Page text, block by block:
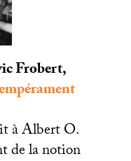
Frobert,
à Albert O.
de la notion